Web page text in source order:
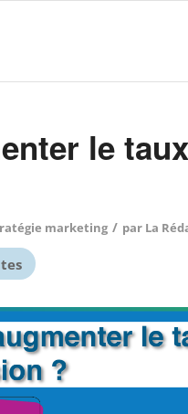
le
marketing / par La